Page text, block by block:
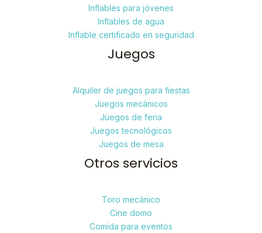
Inflables para jóvenes
Inflables de agua
Inflable certificado en seguridad
Juegos
Alquiler de juegos para fiestas
Juegos mecánicos
Juegos de feria
Juegos tecnológicos
Juegos de mesa
Otros servicios
Toro mecánico
Cine domo
Comida para eventos